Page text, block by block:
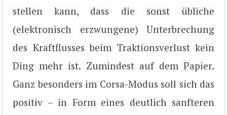
stellen kann, dass die sonst übliche
(elektronisch erzwungene) Unterbrechung
des Kraftflusses beim Traktionsverlust kein
Ding mehr ist. Zumindest auf dem Papier.
Ganz besonders im Corsa-Modus soll sich das
positiv – in Form eines deutlich sanfteren